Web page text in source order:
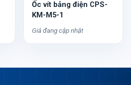
Ốc vít bảng điện CPS-
KM-M5-1
Giá đang cập nhật